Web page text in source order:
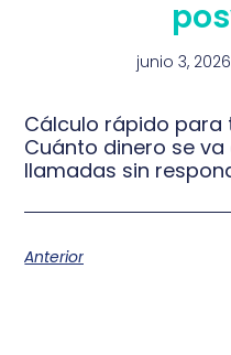
junio 3, 2026
Cálculo rápido para
Cuánto dinero se
llamadas sin
Anterior